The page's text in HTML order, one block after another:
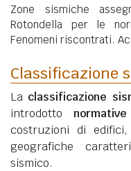
Zone sismiche
Rotondella per le
Fenomeni riscontrati.
Classificazione
La classificazione
introdotto
costruzioni di
geografiche
sismico.